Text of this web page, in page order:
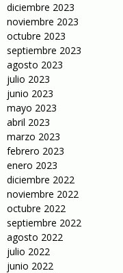
diciembre 2023
noviembre 2023
octubre 2023
septiembre 2023
agosto 2023
julio 2023
junio 2023
mayo 2023
abril 2023
marzo 2023
febrero 2023
enero 2023
diciembre 2022
noviembre 2022
octubre 2022
septiembre 2022
agosto 2022
julio 2022
junio 2022